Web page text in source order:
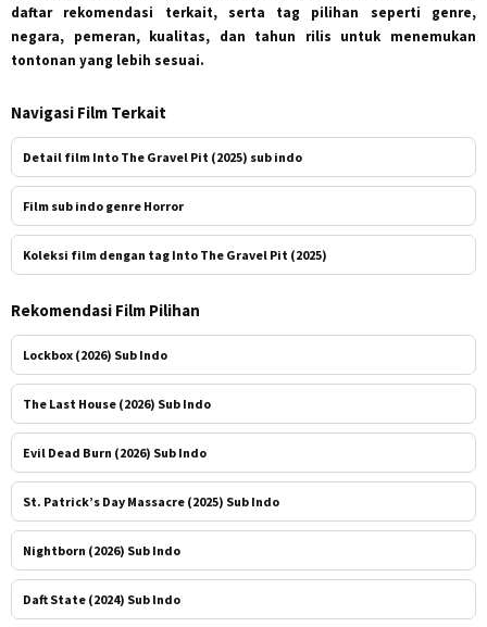
daftar rekomendasi terkait, serta tag pilihan seperti genre,
negara, pemeran, kualitas, dan tahun rilis untuk menemukan
tontonan yang lebih sesuai.
Navigasi Film Terkait
Detail film Into The Gravel Pit (2025) sub indo
Film sub indo genre Horror
Koleksi film dengan tag Into The Gravel Pit (2025)
Rekomendasi Film Pilihan
Lockbox (2026) Sub Indo
The Last House (2026) Sub Indo
Evil Dead Burn (2026) Sub Indo
St. Patrick’s Day Massacre (2025) Sub Indo
Nightborn (2026) Sub Indo
Daft State (2024) Sub Indo